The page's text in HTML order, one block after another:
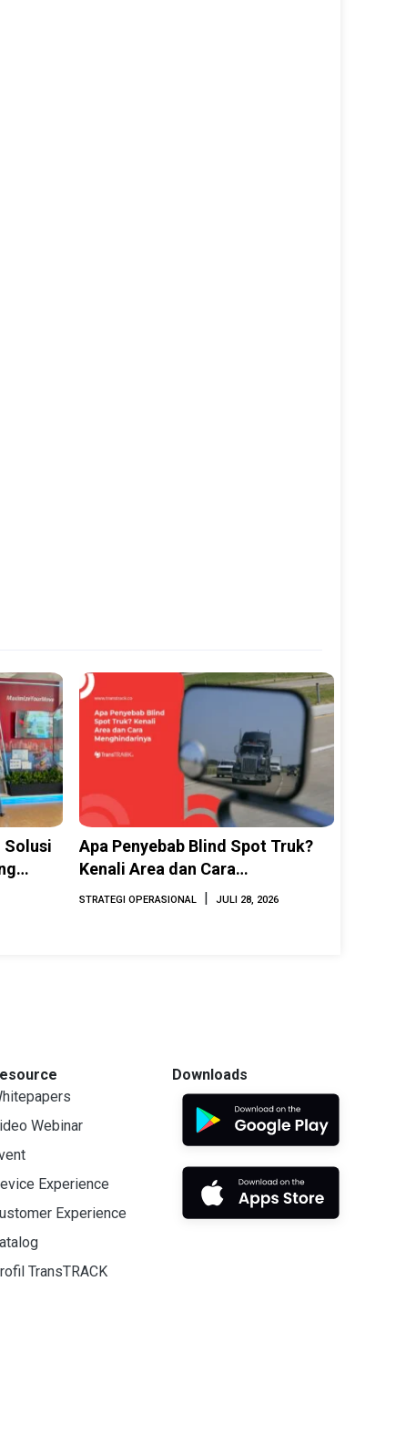
Solusi
Apa Penyebab Blind Spot Truk?
Kenali Area dan Cara
Menghindarinya
STRATEGI OPERASIONAL JULI 28, 2026
Webinar
Experience
Experience
TransTRACK
Downloads